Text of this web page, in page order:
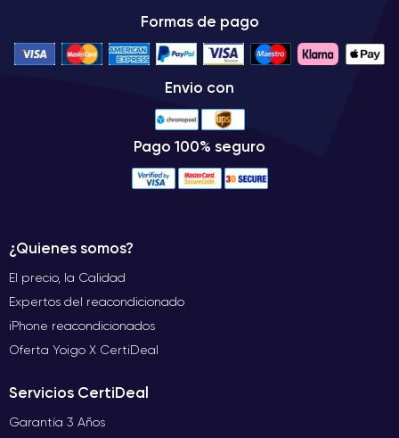
Formas de pago
Envio con
Pago 100% seguro
¿Quienes somos?
El precio, la Calidad
Expertos del reacondicionado
iPhone reacondicionados
Oferta Yoigo X CertiDeal
Servicios CertiDeal
Garantía 3 Años